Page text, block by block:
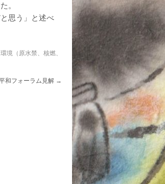
。
思う」と述べ
環境（原水禁、核燃、
和フォーラム見解 →